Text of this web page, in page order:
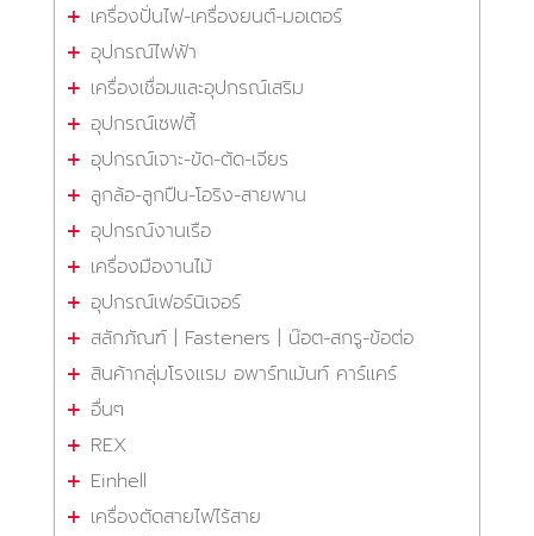
เครื่องปั่นไฟ-เครื่องยนต์-มอเตอร์
อุปกรณ์ไฟฟ้า
เครื่องเชื่อมและอุปกรณ์เสริม
อุปกรณ์เซฟตี้
อุปกรณ์เจาะ-ขัด-ตัด-เจียร
ลูกล้อ-ลูกปืน-โอริง-สายพาน
อุปกรณ์งานเรือ
เครื่องมืองานไม้
อุปกรณ์เฟอร์นิเจอร์
สลักภัณฑ์ | Fasteners | น๊อต-สกรู-ข้อต่อ
สินค้ากลุ่มโรงแรม อพาร์ทเม้นท์ คาร์แคร์
อื่นๆ
REX
Einhell
เครื่องตัดสายไฟไร้สาย